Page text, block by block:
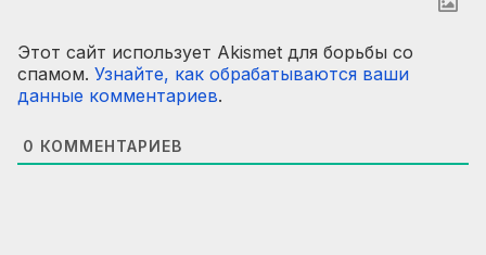
Этот сайт использует Akismet для борьбы со
спамом. Узнайте, как обрабатываются ваши
данные комментариев.
0 КОММЕНТАРИЕВ